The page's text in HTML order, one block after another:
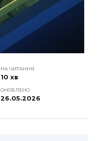
НА ЧИТАННЯ
10 хв
ОНОВЛЕНО
26.05.2026